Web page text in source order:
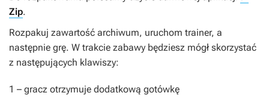
Zip.
Rozpakuj zawartość archiwum, uruchom trainer, a
następnie grę. W trakcie zabawy będziesz mógł skorzystać
z następujących klawiszy:
1 – gracz otrzymuje dodatkową gotówkę